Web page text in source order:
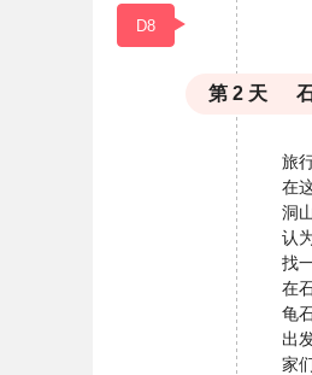
D8
第 2 天
旅
在
洞
认
找
在
龟
出
家